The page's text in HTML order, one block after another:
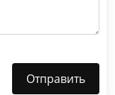
Отправить